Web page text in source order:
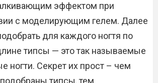
эффектом при
с моделирующим гелем. Далее
для каждого ногтя по
типсы — это так называемые
ногти. Секрет их прост – чем
типсы, тем